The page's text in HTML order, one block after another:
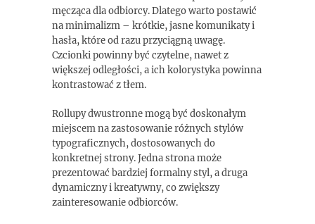
męcząca dla odbiorcy. Dlatego warto postawić
na minimalizm – krótkie, jasne komunikaty i
hasła, które od razu przyciągną uwagę.
Czcionki powinny być czytelne, nawet z
większej odległości, a ich kolorystyka powinna
kontrastować z tłem.
Rollupy dwustronne mogą być doskonałym
miejscem na zastosowanie różnych stylów
typograficznych, dostosowanych do
konkretnej strony. Jedna strona może
prezentować bardziej formalny styl, a druga
dynamiczny i kreatywny, co zwiększy
zainteresowanie odbiorców.